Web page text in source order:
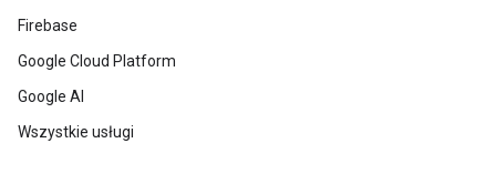
Firebase
Google Cloud Platform
Google AI
Wszystkie usługi